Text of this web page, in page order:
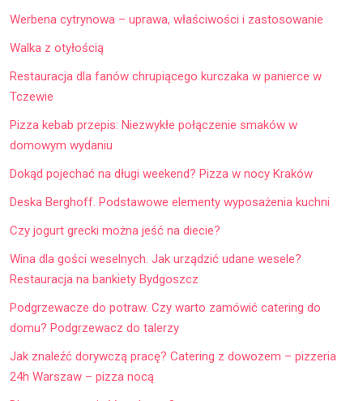
Werbena cytrynowa – uprawa, właściwości i zastosowanie
Walka z otyłością
Restauracja dla fanów chrupiącego kurczaka w panierce w
Tczewie
Pizza kebab przepis: Niezwykłe połączenie smaków w
domowym wydaniu
Dokąd pojechać na długi weekend? Pizza w nocy Kraków
Deska Berghoff. Podstawowe elementy wyposażenia kuchni
Czy jogurt grecki można jeść na diecie?
Wina dla gości weselnych. Jak urządzić udane wesele?
Restauracja na bankiety Bydgoszcz
Podgrzewacze do potraw. Czy warto zamówić catering do
domu? Podgrzewacz do talerzy
Jak znaleźć dorywczą pracę? Catering z dowozem – pizzeria
24h Warszaw – pizza nocą